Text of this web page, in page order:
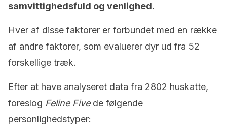
samvittighedsfuld og venlighed.
Hver af disse faktorer er forbundet med en række
af andre faktorer, som evaluerer dyr ud fra 52
forskellige træk.
Efter at have analyseret data fra 2802 huskatte,
foreslog Feline Five de følgende
personlighedstyper: